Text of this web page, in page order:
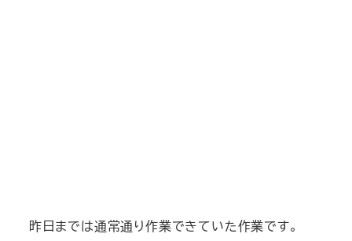
昨日までは通常通り作業できていた作業です。